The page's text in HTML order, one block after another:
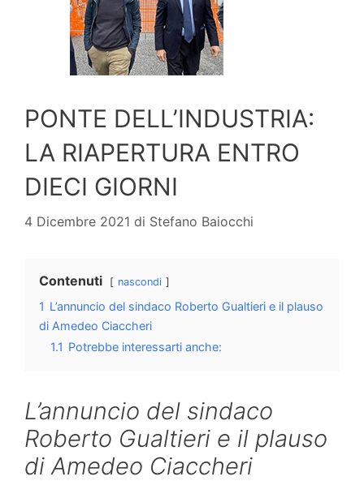
PONTE DELL’INDUSTRIA:
LA RIAPERTURA ENTRO
DIECI GIORNI
4 Dicembre 2021 di Stefano Baiocchi
Contenuti nascondi
1 L’annuncio del sindaco Roberto Gualtieri e il plauso
di Amedeo Ciaccheri
1.1 Potrebbe interessarti anche:
L’annuncio del sindaco
Roberto Gualtieri e il plauso
di Amedeo Ciaccheri